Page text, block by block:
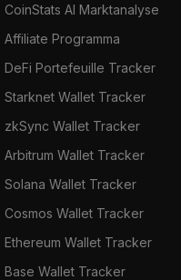
CoinStats AI Marktanalyse
Affiliate Programma
DeFi Portefeuille Tracker
Starknet Wallet Tracker
zkSync Wallet Tracker
Arbitrum Wallet Tracker
Solana Wallet Tracker
Cosmos Wallet Tracker
Ethereum Wallet Tracker
Base Wallet Tracker